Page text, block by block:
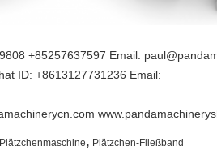
+85257637597 Email:
ID: +8613127731236 Email:
, Plätzchen-Fließband